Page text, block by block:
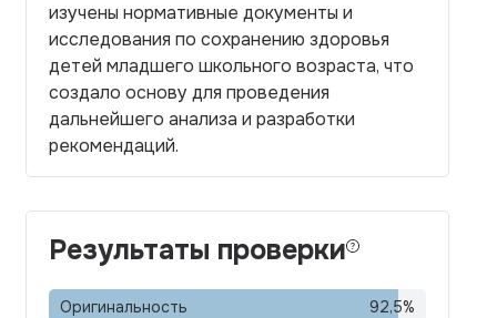
изучены нормативные документы и
исследования по сохранению здоровья
детей младшего школьного возраста, что
создало основу для проведения
дальнейшего анализа и разработки
рекомендаций.
Результаты проверки
Оригинальность 92,5%